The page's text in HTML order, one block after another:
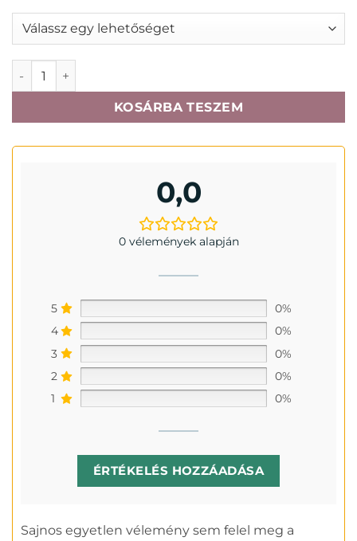
Whiskas adult alutasakos 4x85gr mennyiség
KOSÁRBA TESZEM
0,0
0 vélemények alapján
5
0%
4
0%
3
0%
2
0%
1
0%
ÉRTÉKELÉS HOZZÁADÁSA
Sajnos egyetlen vélemény sem felel meg a